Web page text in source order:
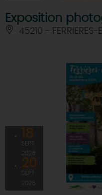
Exposition
45210 - FERRIERES-
18
SEPT
2026
20
SEPT
2026